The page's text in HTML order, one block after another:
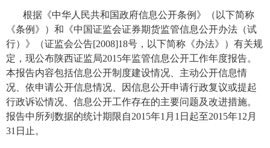
根据《中华人民共和国政府信息公开条例》（以下简称
《条例》）和《中国证监会证券期货监管信息公开办法（试
行）》（证监会公告[2008]18号，以下简称《办法》）有关规
定，现公布陕西证监局2015年监管信息公开工作年度报告。
本报告内容包括信息公开制度建设情况、主动公开信息情
况、依申请公开信息情况、因信息公开申请行政复议或提起
行政诉讼情况、信息公开工作存在的主要问题及改进措施。
报告中所列数据的统计期限自2015年1月 1 日起至2015年12月
31 日 止。